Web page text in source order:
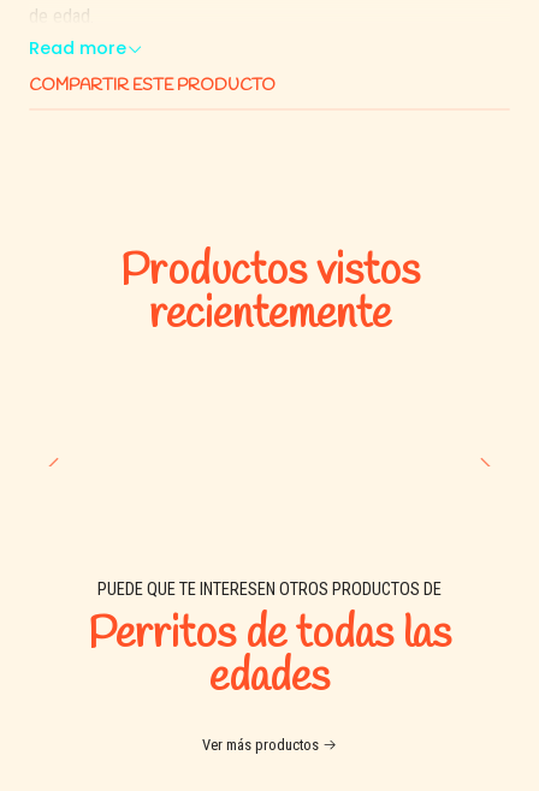
de edad.
L-carnitina, taurina, vitamina C y oligoelementos ayudan a la
función cardiaca y el desarrollo óseo.
Josera Kids es un alimento versátil adecuado para cada
necesarias.
Read more
COMPARTIR ESTE PRODUCTO
Productos vistos
recientemente
PUEDE QUE TE INTERESEN OTROS PRODUCTOS DE
Perritos de todas las
edades
Ver más productos